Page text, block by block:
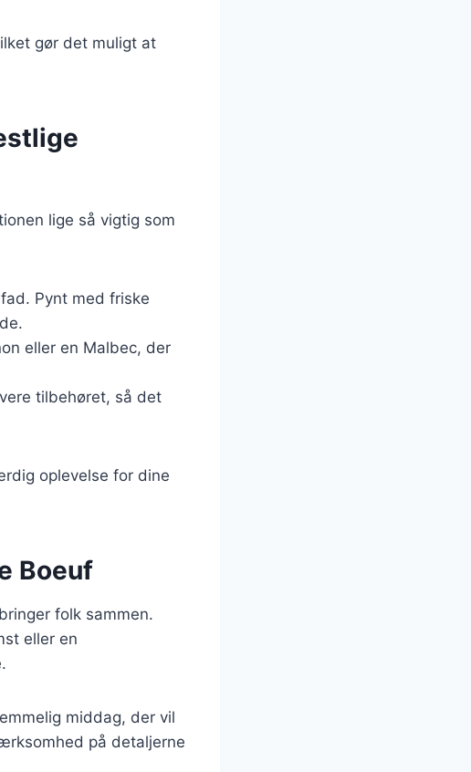
gør det muligt at
lige så vigtig som
Pynt med friske
eller en Malbec, der
tilbehøret, så det
oplevelse for dine
Boeuf
folk sammen.
eller en
middag, der vil
på detaljerne